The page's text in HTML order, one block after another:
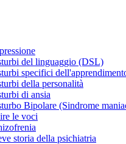
del linguaggio (DSL)
specifici
della personalità
di ansia
Bipolare (Sindrome
le voci
storia della psichiatria